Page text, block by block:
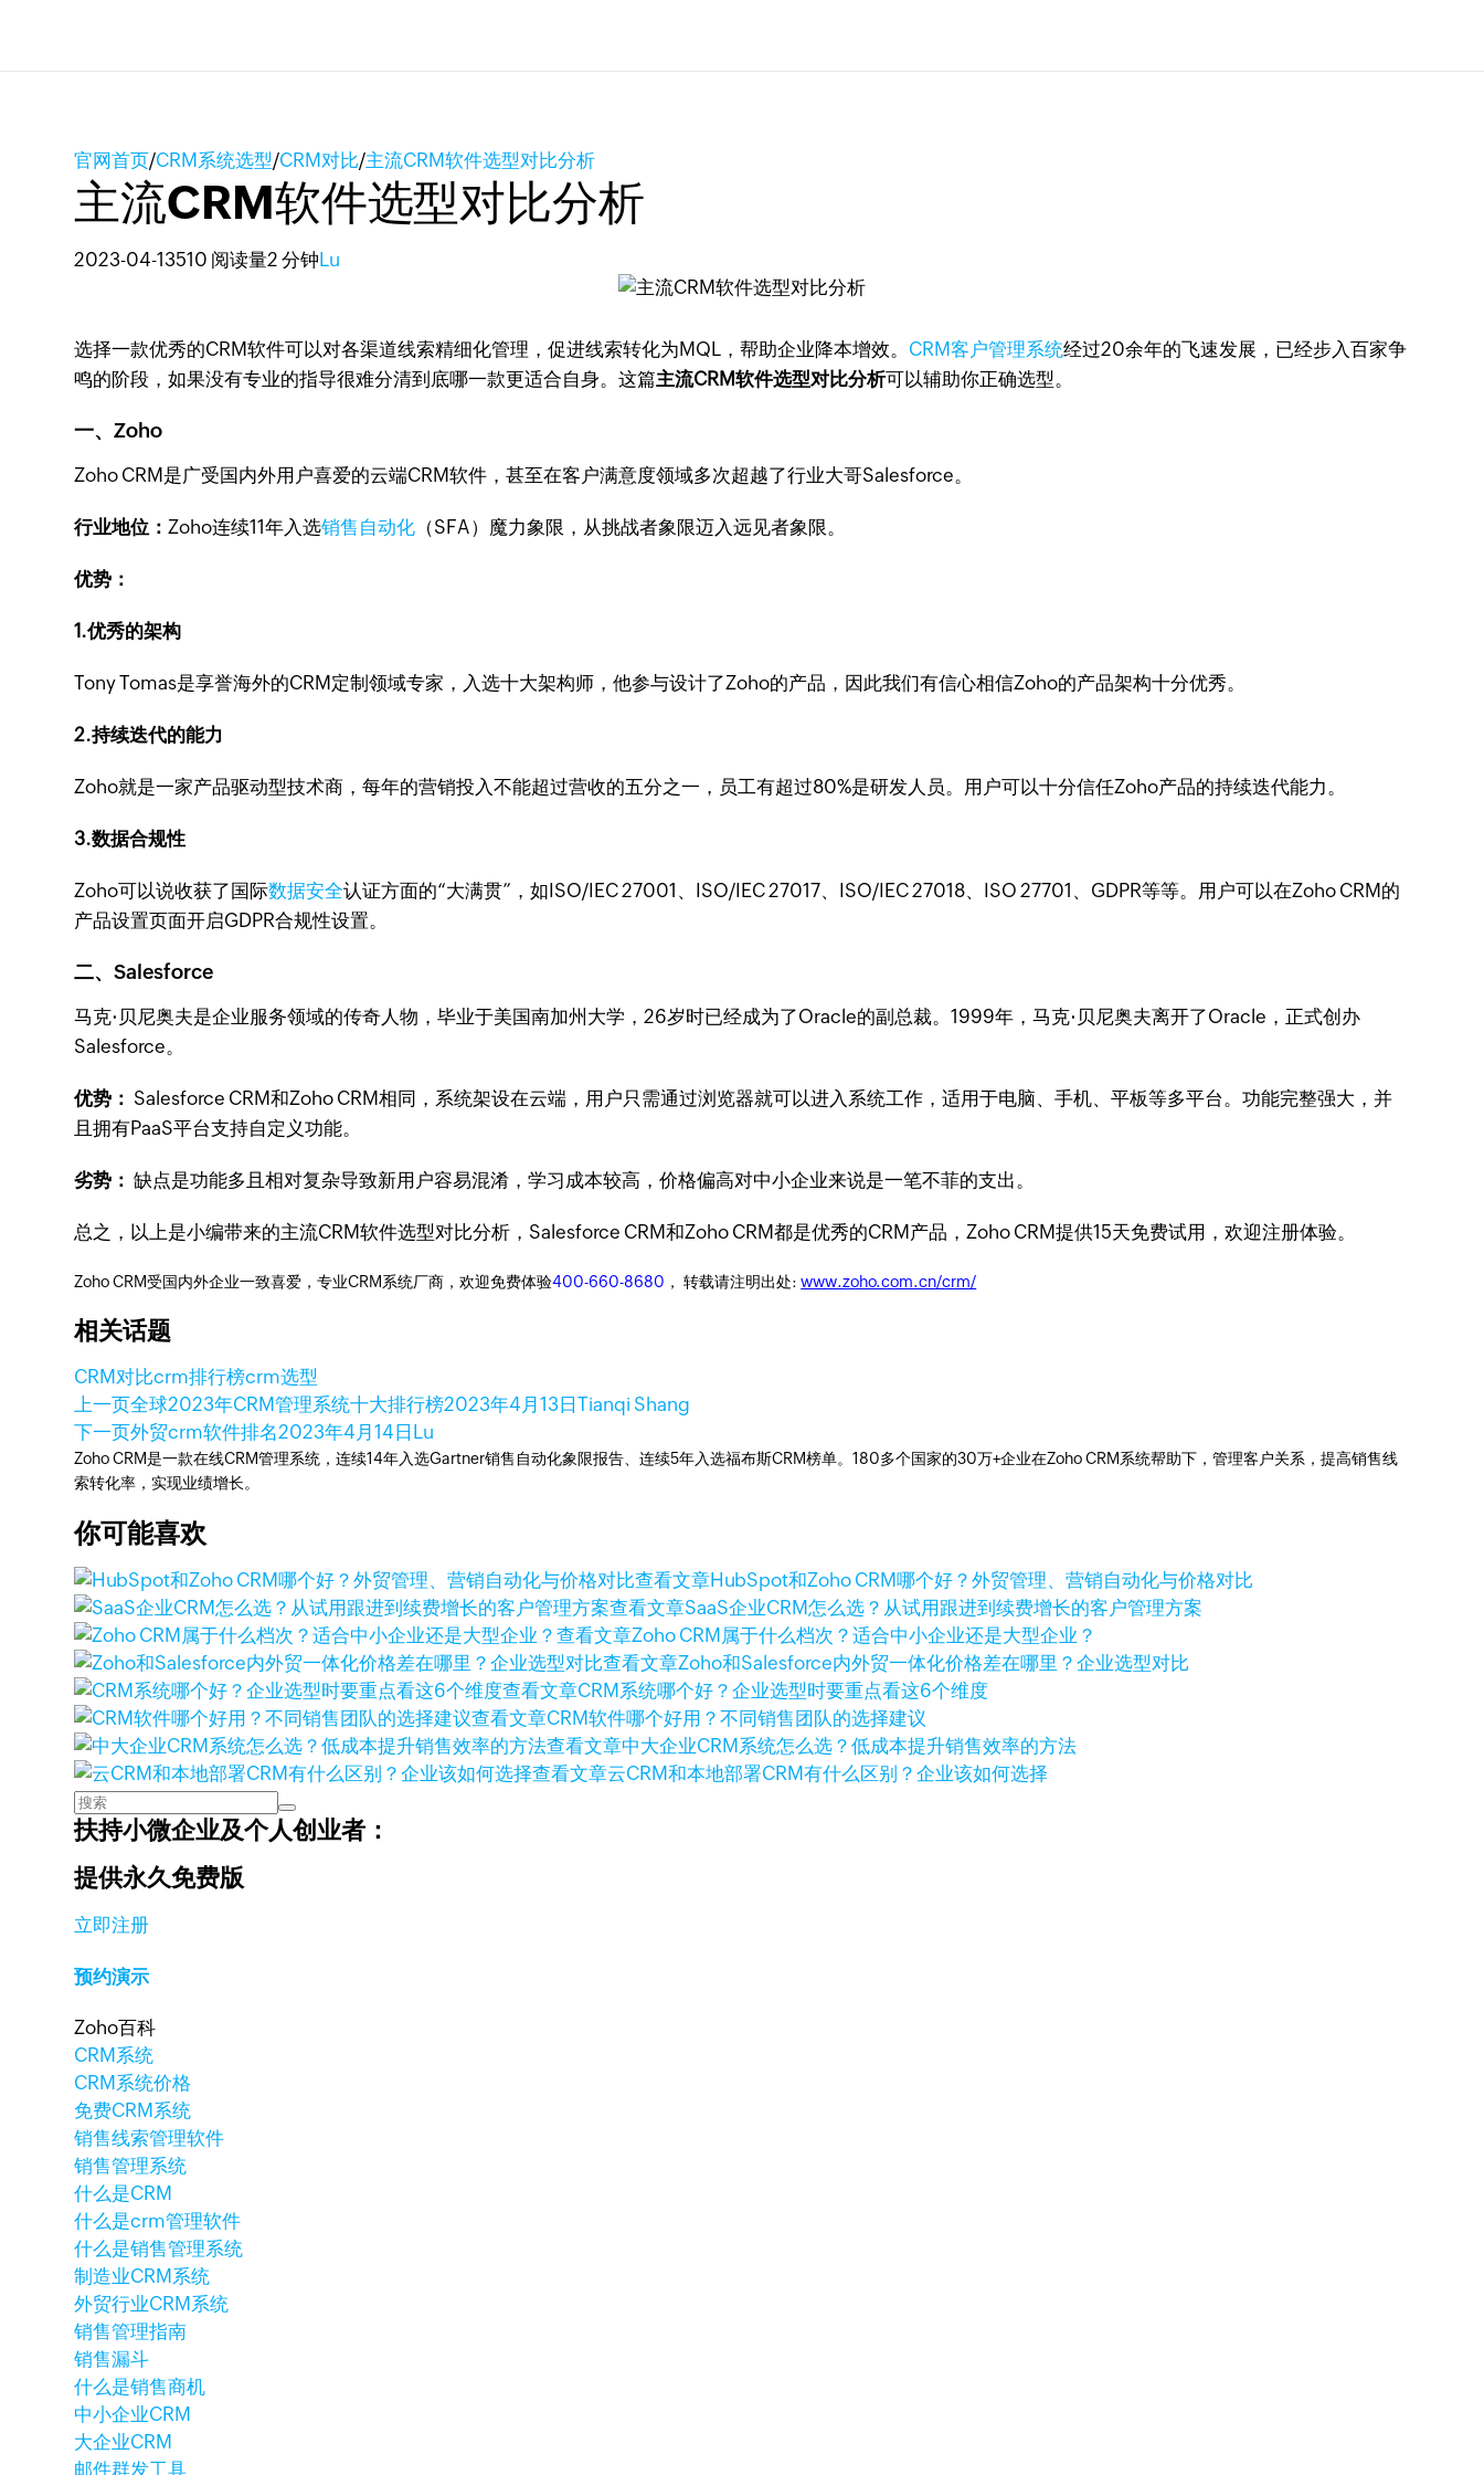
官网首页/CRM系统选型/CRM对比/主流CRM软件选型对比分析
主流CRM软件选型对比分析
2023-04-13510 阅读量2 分钟 Lu
选择一款优秀的CRM软件可以对各渠道线索精细化管理，促进线索转化为MQL，帮助企业降本增效。 CRM客户管理系统经过20余年的飞速发展，已经步入百家争
鸣的阶段，如果没有专业的指导很难分清到底哪一款更适合自身。这篇主流CRM软件选型对比分析可以辅助你正确选型。
一、Zoho
Zoho CRM是广受国内外用户喜爱的云端CRM软件，甚至在客户满意度领域多次超越了行业大哥Salesforce。
行业地位：Zoho连续11年入选销售自动化 （SFA）魔力象限，从挑战者象限迈入远见者象限。
优势：
1.优秀的架构
Tony Tomas是享誉海外的CRM定制领域专家，入选十大架构师，他参与设计了Zoho的产品，因此我们有信心相信Zoho的产品架构十分优秀。
2.持续迭代的能力
Zoho就是一家产品驱动型技术商，每年的营销投入不能超过营收的五分之一，员工有超过80%是研发人员。用户可以十分信任Zoho产品的持续迭代能力。
3.数据合规性
Zoho可以说收获了国际数据安全认证方面的“大满贯”，如ISO/IEC 27001、ISO/IEC 27017、ISO/IEC 27018、ISO 27701、GDPR等等。用户可以在Zoho CRM的
产品设置页面开启GDPR合规性设置。
二、Salesforce
马克·贝尼奥夫是企业服务领域的传奇人物，毕业于美国南加州大学，26岁时已经成为了Oracle的副总裁。1999年，马克·贝尼奥夫离开了Oracle，正式创办
Salesforce。
优势： Salesforce CRM和Zoho CRM相同，系统架设在云端，用户只需通过浏览器就可以进入系统工作，适用于电脑、手机、平板等多平台。功能完整强大，并
且拥有PaaS平台支持自定义功能。
劣势： 缺点是功能多且相对复杂导致新用户容易混淆，学习成本较高，价格偏高对中小企业来说是一笔不菲的支出。
总之，以上是小编带来的主流CRM软件选型对比分析，Salesforce CRM和Zoho CRM都是优秀的CRM产品，Zoho CRM提供15天免费试用，欢迎注册体验。
Zoho CRM受国内外企业一致喜爱，专业CRM系统厂商，欢迎免费体验400-660-8680 ， 转载请注明出处:www.zoho.com.cn/crm/
相关话题
CRM对比crm排行榜crm选型
上一页全球2023年CRM管理系统十大排行榜2023年4月13日Tianqi Shang
下一页外贸crm软件排名2023年4月14日 Lu
Zoho CRM是一款在线CRM管理系统，连续14年入选Gartner销售自动化象限报告、连续5年入选福布斯CRM榜单。180多个国家的30万+企业在Zoho CRM系统帮助下，管理客户关系，提高销售线
索转化率，实现业绩增长。
你可能喜欢
查看文章HubSpot和Zoho CRM哪个好？外贸管理、营销自动化与价格对比
查看文章SaaS企业CRM怎么选？从试用跟进到续费增长的客户管理方案
查看文章Zoho CRM属于什么档次？适合中小企业还是大型企业？
查看文章Zoho和Salesforce内外贸一体化价格差在哪里？企业选型对比
查看文章CRM系统哪个好？企业选型时要重点看这6个维度
查看文章CRM软件哪个好用？不同销售团队的选择建议
查看文章中大企业CRM系统怎么选？低成本提升销售效率的方法
查看文章云CRM和本地部署CRM有什么区别？企业该如何选择
扶持小微企业及个人创业者：
提供永久免费版
立即注册
预约演示
Zoho百科
CRM系统
CRM系统价格
免费CRM系统
销售线索管理软件
销售管理系统
什么是CRM
什么是crm管理软件
什么是销售管理系统
制造业CRM系统
外贸行业CRM系统
销售管理指南
销售漏斗
什么是销售商机
中小企业CRM
大企业CRM
邮件群发工具